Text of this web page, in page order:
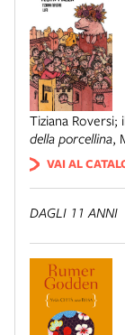
Tiziana
della porcellina,
VAI AL
DAGLI 11 ANNI